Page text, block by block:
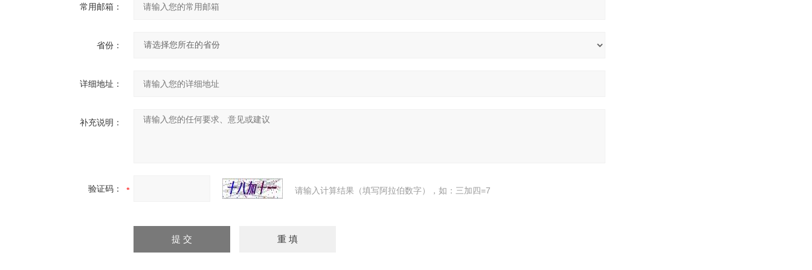
常用邮箱：
省份：
详细地址：
补充说明：
验证码： 请输入计算结果（填写阿拉伯数字），如：三加四=7